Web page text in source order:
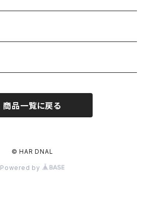
商品一覧に戻る
© HAR DNAL
Powered by